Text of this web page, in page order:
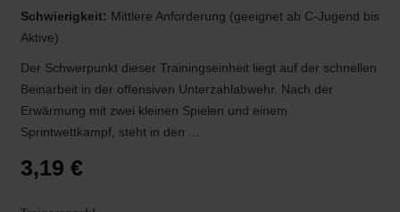
Schwierigkeit: Mittlere Anforderung (geeignet ab C-Jugend bis
Aktive)
Der Schwerpunkt dieser Trainingseinheit liegt auf der schnellen
Beinarbeit in der offensiven Unterzahlabwehr. Nach der
Erwärmung mit zwei kleinen Spielen und einem
Sprintwettkampf, steht in den ...
3,19 €